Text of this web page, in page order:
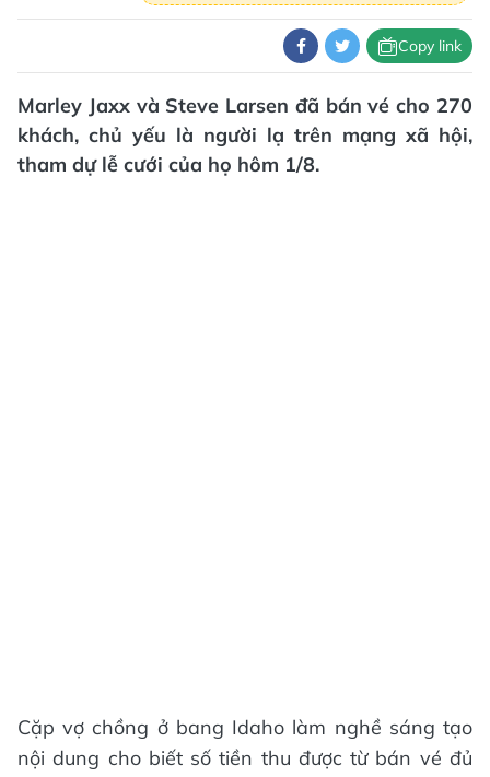
Copy link
Marley Jaxx và Steve Larsen đã bán vé cho 270
khách, chủ yếu là người lạ trên mạng xã hội,
tham dự lễ cưới của họ hôm 1/8.
Cặp vợ chồng ở bang Idaho làm nghề sáng tạo
nội dung cho biết số tiền thu được từ bán vé đủ